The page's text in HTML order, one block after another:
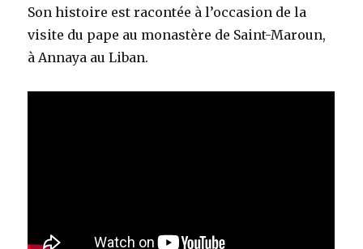
Son histoire est racontée à l’occasion de la
visite du pape au monastère de Saint-Maroun,
à Annaya au Liban.